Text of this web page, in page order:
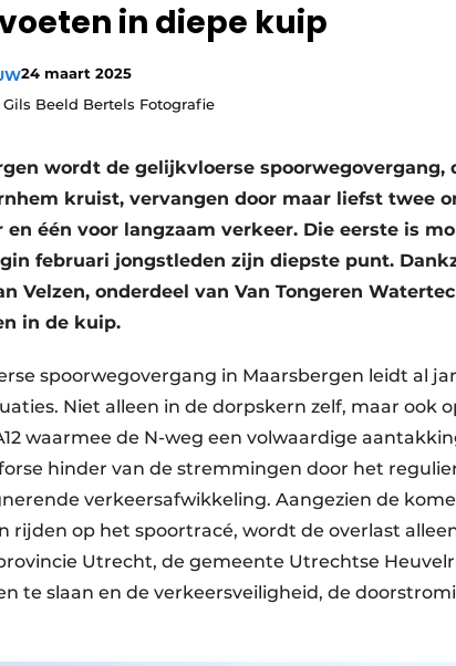
in diepe kuip
24 maart 2025
Gils Beeld Bertels Fotografie
wordt de gelijkvloerse
kruist, vervangen door maar liefst twee
en één voor langzaam verkeer. Die eerste is
februari jongstleden zijn diepste punt.
Velzen, onderdeel van Van Tongeren
in de kuip.
spoorwegovergang in Maarsbergen leidt al
Niet alleen in de dorpskern zelf, maar ook
waarmee de N-weg een volwaardige
hinder van de stremmingen door het
verkeersafwikkeling. Aangezien de
rijden op het spoortracé, wordt de overlast
Utrecht, de gemeente Utrechtse
te slaan en de verkeersveiligheid, de